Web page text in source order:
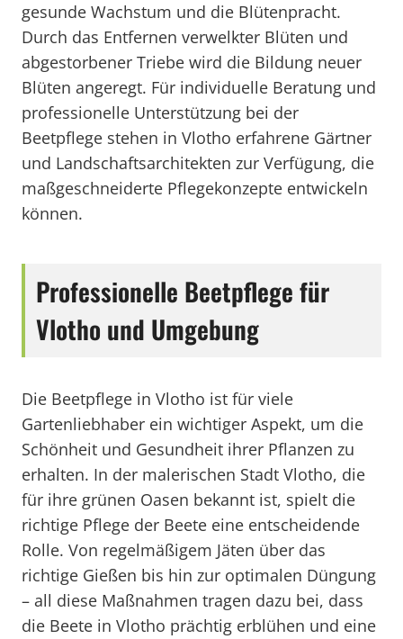
gesunde Wachstum und die Blütenpracht.
Durch das Entfernen verwelkter Blüten und
abgestorbener Triebe wird die Bildung neuer
Blüten angeregt. Für individuelle Beratung und
professionelle Unterstützung bei der
Beetpflege stehen in Vlotho erfahrene Gärtner
und Landschaftsarchitekten zur Verfügung, die
maßgeschneiderte Pflegekonzepte entwickeln
können.
Professionelle Beetpflege für
Vlotho und Umgebung
Die Beetpflege in Vlotho ist für viele
Gartenliebhaber ein wichtiger Aspekt, um die
Schönheit und Gesundheit ihrer Pflanzen zu
erhalten. In der malerischen Stadt Vlotho, die
für ihre grünen Oasen bekannt ist, spielt die
richtige Pflege der Beete eine entscheidende
Rolle. Von regelmäßigem Jäten über das
richtige Gießen bis hin zur optimalen Düngung
– all diese Maßnahmen tragen dazu bei, dass
die Beete in Vlotho prächtig erblühen und eine